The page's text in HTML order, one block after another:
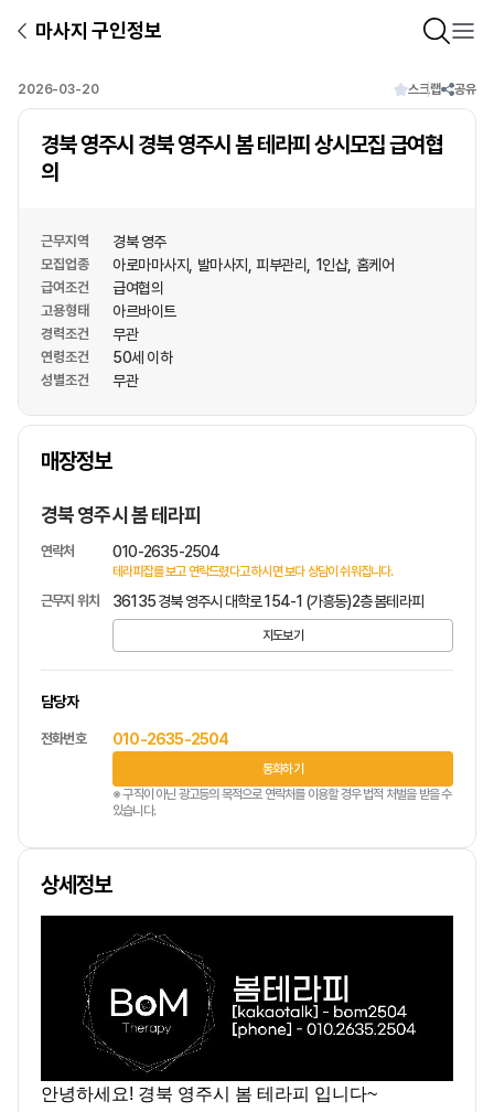
마사지 구인정보
2026-03-20 스크랩 공유
경북 영주시 경북 영주시 봄 테라피 상시모집 급여협
의
근무지역 경북 영주
모집업종 아로마마사지 발마사지 피부관리 1인샵 홈케어
급여조건 급여협의
고용형태 아르바이트
경력조건 무관
연령조건 50세 이하
성별조건 무관
매장정보
상호명
경북 영주시 봄 테라피
연락처 010-2635-2504
테라피잡를 보고 연락드렸다고 하시면 보다 상담이 쉬워집니다.
근무지 위치 36135 경북 영주시 대학로 154-1 (가흥동)2층 봄테라피
지도보기
담당자
전화번호 010-2635-2504
통화하기
※ 구직이 아닌 광고등의 목적으로 연락처를 이용할 경우 법적 처벌을 받을 수
있습니다.
상세정보
안녕하세요! 경북 영주시 봄 테라피 입니다~